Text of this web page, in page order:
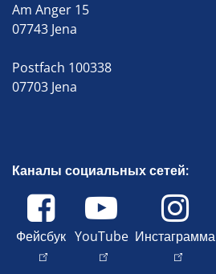
Am Anger 15
07743 Jena
Postfach 100338
07703 Jena
Каналы социальных сетей:
Фейсбук YouTube Инстаграмма